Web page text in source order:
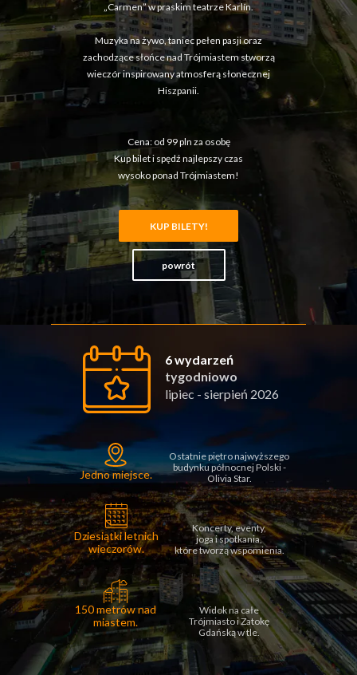
„Carmen” w praskim teatrze Karlín.
Muzyka na żywo, taniec pełen pasji oraz
zachodzące słońce nad Trójmiastem stworzą
wieczór inspirowany atmosferą słonecznej
Hiszpanii.
KUP BILETY!
Cena: od 99 pln za osobę
Kup bilet i spędź najlepszy czas
wysoko ponad Trójmiastem!
powrót
tygodniowo
lipiec - sierpień 2026
6 wydarzeń
Jedno miejsce.
Ostatnie piętro najwyższego
budynku północnej Polski -
Olivia Star.
Dziesiątki letnich
wieczorów.
150 metrów nad
miastem.
Widok na całe
Trójmiasto i Zatokę
Gdańską w tle.
Koncerty, eventy,
jogai spotkania,
które tworzą wspomienia.